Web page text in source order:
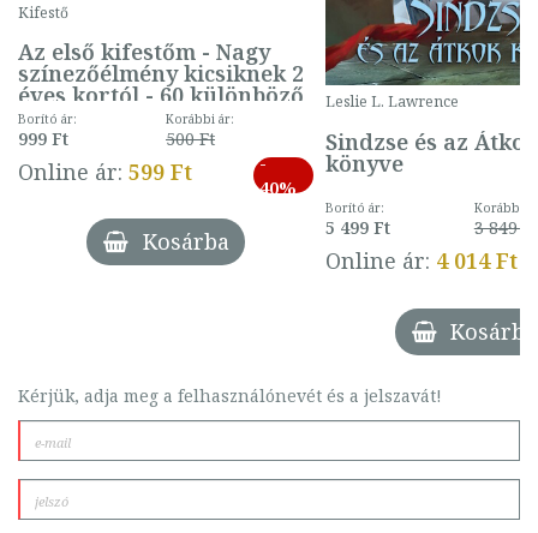
Kifestő
Az első kifestőm - Nagy
színezőélmény kicsiknek 2
éves kortól - 60 különböző
mintával (gombás)
Borító ár:
999 Ft
Korábbi ár:
500 Ft
Online ár: 599 Ft
-
40%
Kosárba
Leslie L. Lawrence
Sindzse és az Átkok
könyve
Borító ár:
5 499 Ft
Korábbi
3 849 Ft
Online ár: 4 014 Ft
Kosárba
Kérjük, adja meg a felhasználónevét és a jelszavát!